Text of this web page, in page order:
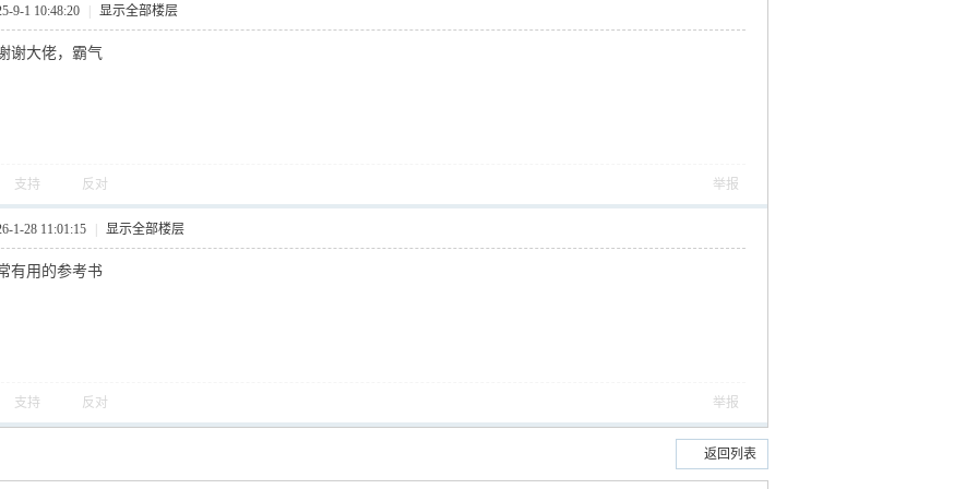
9-1 10:48:20 显示全部楼层
谢大佬，霸气
支持 反对 举报
1-28 11:01:15 显示全部楼层
有用的参考书
支持 反对 举报
返回列表